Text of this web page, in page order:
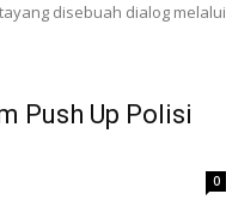
disebuah dialog melalui
Push Up Polisi
0